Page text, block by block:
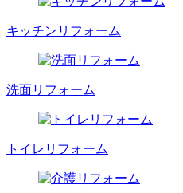
キッチンリフォーム
洗面リフォーム
トイレリフォーム